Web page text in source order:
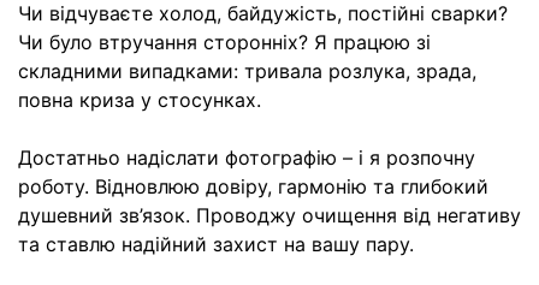
Чи відчуваєте холод, байдужість, постійні сварки?
Чи було втручання сторонніх? Я працюю зі
складними випадками: тривала розлука, зрада,
повна криза у стосунках.
Достатньо надіслати фотографію – і я розпочну
роботу. Відновлюю довіру, гармонію та глибокий
душевний зв’язок. Проводжу очищення від негативу
та ставлю надійний захист на вашу пару.